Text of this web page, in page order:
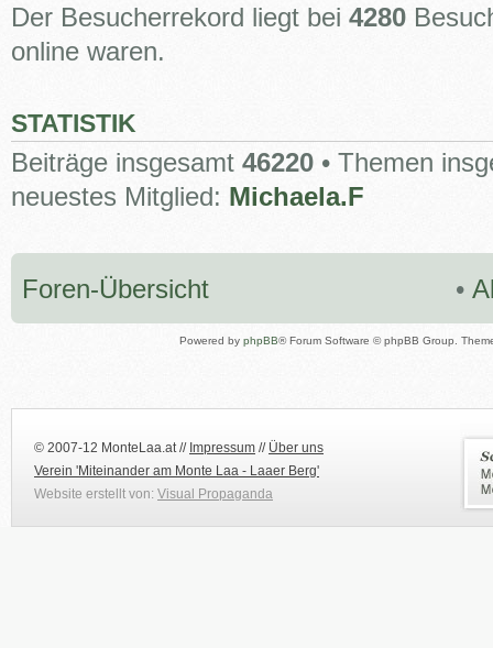
Der Besucherrekord liegt bei 4280
online waren.
STATISTIK
Beiträge insgesamt 46220 • Themen
neuestes Mitglied: Michaela.F
Foren-Übersicht •
Powered by phpBB® Forum Software © phpBB Group.
© 2007-12 MonteLaa.at // Impressum // Über uns
Verein 'Miteinander am Monte Laa - Laaer Berg'
Website erstellt von: Visual Propaganda